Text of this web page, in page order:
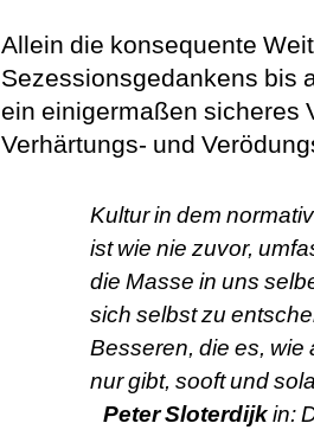
Allein die konsequente
Sezessionsgedankens bis
ein einigermaßen sicheres
Verhärtungs- und
Kultur in dem
ist wie nie zuvor,
die Masse in uns
sich selbst zu
Besseren, die es,
nur gibt, sooft und
Peter Sloterdijkin: